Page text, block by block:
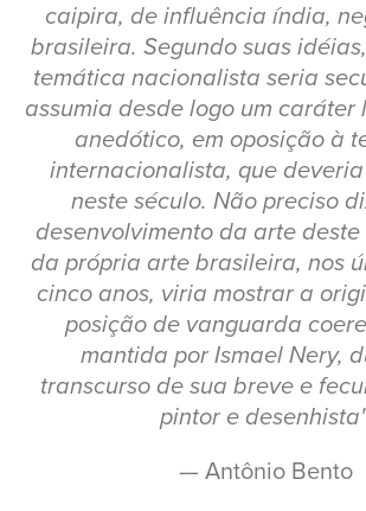
caipira, de influência índia,
brasileira. Segundo suas
temática nacionalista seria
assumia desde logo um caráter
anedótico, em oposição à
internacionalista, que
neste século. Não preciso
desenvolvimento da arte deste
da própria arte brasileira, nos
cinco anos, viria mostrar a
posição de vanguarda
mantida por Ismael Nery,
transcurso de sua breve e
pintor e
— Antônio Bento